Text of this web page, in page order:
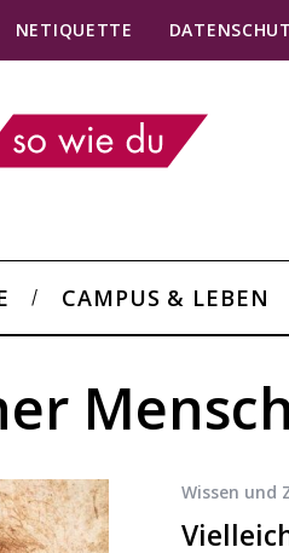
NETIQUETTE
CAMPUS & LEBEN
Mensch
Wissen und